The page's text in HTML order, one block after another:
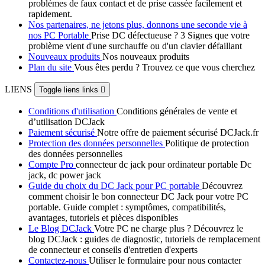
problèmes de faux contact et de prise cassée facilement et
rapidement.
Nos partenaires, ne jetons plus, donnons une seconde vie à
nos PC Portable Prise DC défectueuse ? 3 Signes que votre
problème vient d'une surchauffe ou d'un clavier défaillant
Nouveaux produits Nos nouveaux produits
Plan du site Vous êtes perdu ? Trouvez ce que vous cherchez
LIENS Toggle liens links 
Conditions d'utilisation Conditions générales de vente et
d’utilisation DCJack
Paiement sécurisé Notre offre de paiement sécurisé DCJack.fr
Protection des données personnelles Politique de protection
des données personnelles
Compte Pro connecteur dc jack pour ordinateur portable Dc
jack, dc power jack
Guide du choix du DC Jack pour PC portable Découvrez
comment choisir le bon connecteur DC Jack pour votre PC
portable. Guide complet : symptômes, compatibilités,
avantages, tutoriels et pièces disponibles
Le Blog DCJack Votre PC ne charge plus ? Découvrez le
blog DCJack : guides de diagnostic, tutoriels de remplacement
de connecteur et conseils d'entretien d'experts
Contactez-nous Utiliser le formulaire pour nous contacter